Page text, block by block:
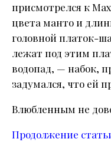
присмотрелся к
цвета манто и
головной платок-
лежат под этим
водопад, — набок,
задумался, что ей
Влюбленным не
Продолжение